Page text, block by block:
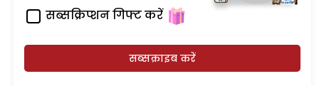
सब्सक्रिप्शन गिफ्ट करें
सब्सक्राइब करें